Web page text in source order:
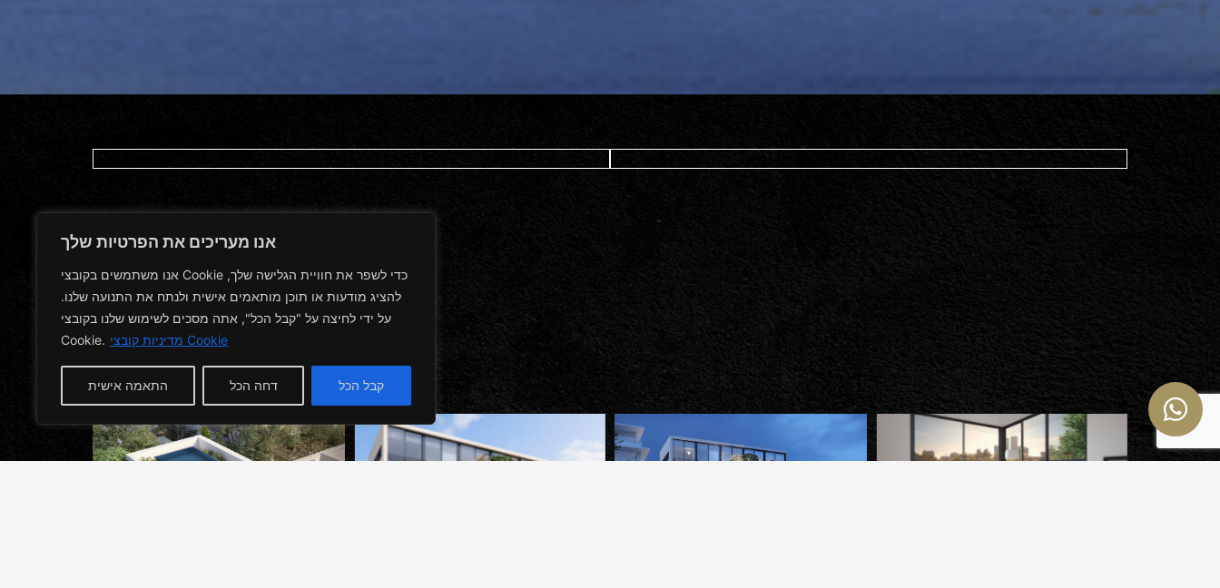
אנו מעריכים את הפרטיות שלך
אנו משתמשים בקובצי Cookie כדי לשפר את חוויית הגלישה שלך,
להציג מודעות או תוכן מותאמים אישית ולנתח את התנועה שלנו.
על ידי לחיצה על "קבל הכל", אתה מסכים לשימוש שלנו בקובצי
Cookie.
מדיניות קובצי Cookie
התאמה אישית דחה הכל קבל הכל